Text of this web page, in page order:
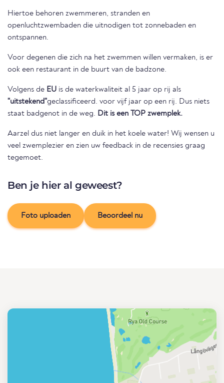
Hiertoe behoren zwemmeren, stranden en
openluchtzwembaden die uitnodigen tot zonnebaden en
ontspannen.
Voor degenen die zich na het zwemmen willen vermaken, is er
ook een restaurant in de buurt van de badzone.
Volgens de EU is de waterkwaliteit al 5 jaar op rij als
"uitstekend"geclassificeerd. voor vijf jaar op een rij. Dus niets
staat badgenot in de weg. Dit is een TOP zwemplek.
Aarzel dus niet langer en duik in het koele water! Wij wensen u
veel zwemplezier en zien uw feedback in de recensies graag
tegemoet.
Ben je hier al geweest?
Foto uploaden Beoordeel nu